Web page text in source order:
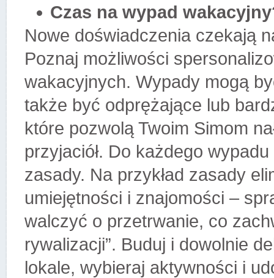
Czas na wypad
Nowe doświadczenia czekają
Poznaj możliwości
wakacyjnych. Wypady mogą
także być odprężające lub
które pozwolą Twoim Simom
przyjaciół. Do każdego
zasady. Na przykład zasady
umiejętności i znajomości –
walczyć o przetrwanie, co
rywalizacji”. Buduj i dowolnie
lokale, wybieraj aktywności i